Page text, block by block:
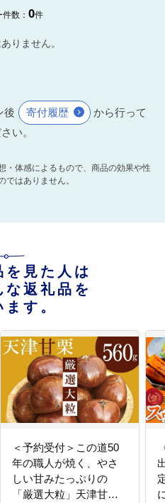
件数：0件
りません。
後 寄付履歴
から行って
い。
体感によるもので、商品の効果や性
ではありません。
を見た人は
な返礼品を
ます。
＜予約受付＞この道50
年の職人が焼く、やさ
しい甘みたっぷりの
「厳選大粒」天津甘栗